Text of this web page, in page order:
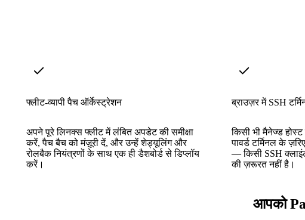
फ्लीट-व्यापी पैच ऑर्केस्ट्रेशन
अपने पूरे लिनक्स फ्लीट में लंबित अपडेट की समीक्षा
करें, पैच बैच को मंज़ूरी दें, और उन्हें शेड्यूलिंग और
रोलबैक नियंत्रणों के साथ एक ही डैशबोर्ड से डिप्लॉय
करें।
ब्राउज़र में SSH
किसी भी मैनेज्ड
पावर्ड टर्मिनल के
— किसी SSH क्लाइंट
की ज़रूरत नहीं है।
आपको